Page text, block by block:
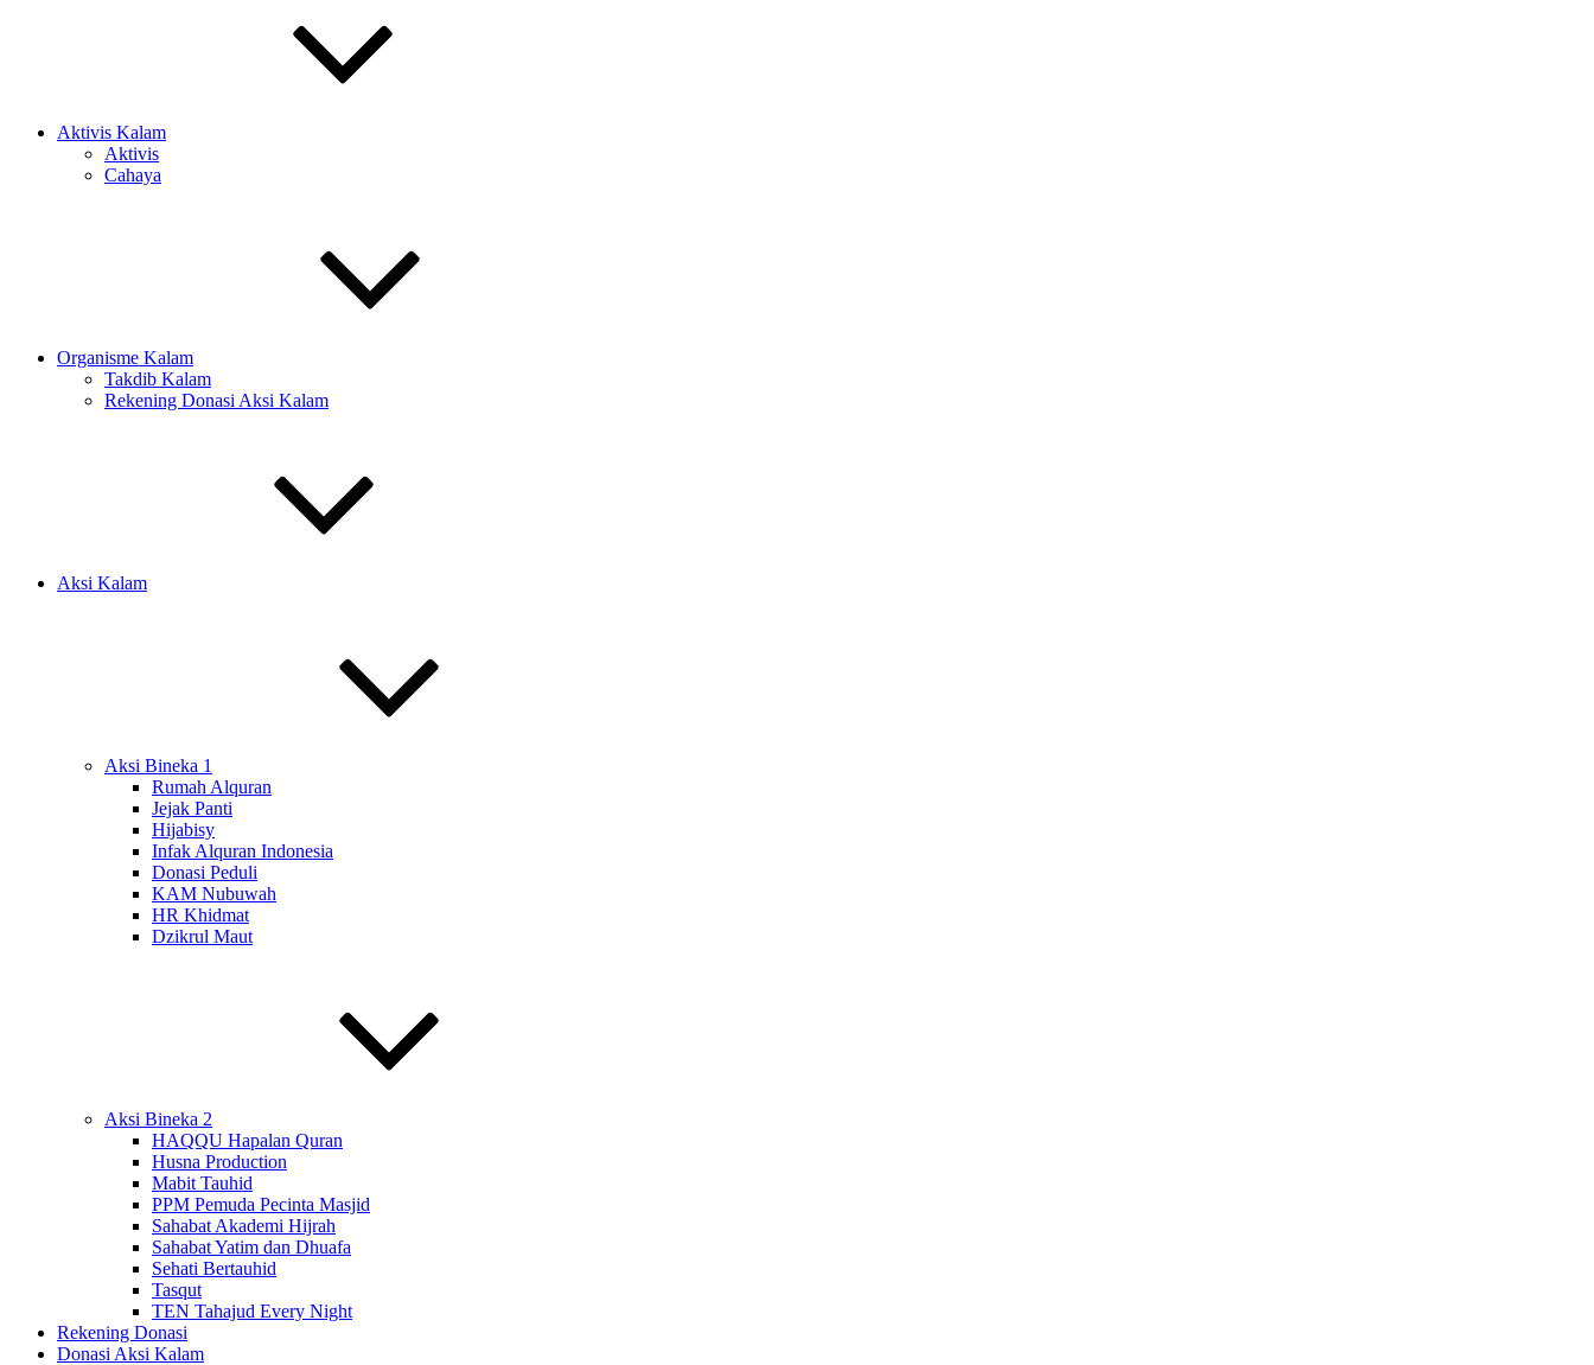
Aktivis Kalam
Aktivis
Cahaya
Organisme Kalam
Takdib Kalam
Rekening Donasi Aksi Kalam
Aksi Kalam
Aksi Bineka 1
Rumah Alquran
Jejak Panti
Hijabisy
Infak Alquran Indonesia
Donasi Peduli
KAM Nubuwah
HR Khidmat
Dzikrul Maut
Aksi Bineka 2
HAQQU Hapalan Quran
Husna Production
Mabit Tauhid
PPM Pemuda Pecinta Masjid
Sahabat Akademi Hijrah
Sahabat Yatim dan Dhuafa
Sehati Bertauhid
Tasqut
TEN Tahajud Every Night
Rekening Donasi
Donasi Aksi Kalam